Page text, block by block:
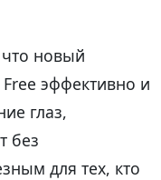
новый
эффективно и
глаз,
без
для тех, кто